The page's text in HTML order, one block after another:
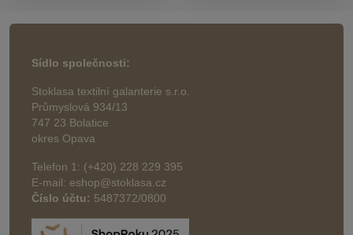
Sídlo společnosti:
Stoklasa textilní galanterie s.r.o.
Průmyslová 934/13
747 23 Bolatice
okres Opava
Telefon 1: (+420) 228 229 395
E-mail: eshop@stoklasa.cz
Číslo účtu: 5487372/0800